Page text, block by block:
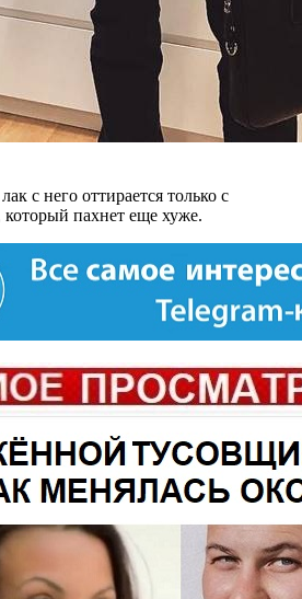
с него оттирается только с
пахнет еще хуже.